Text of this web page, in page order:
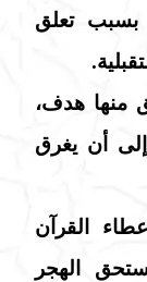
بسبب تعلق
منها هدف،
أن يغرق
القرآن
الهجر